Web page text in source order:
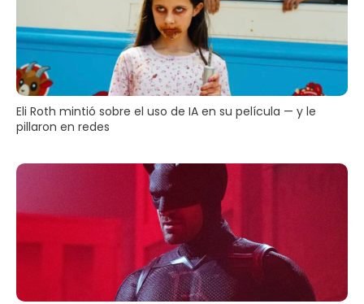
Eli Roth mintió sobre el uso de IA en su película — y le
pillaron en redes